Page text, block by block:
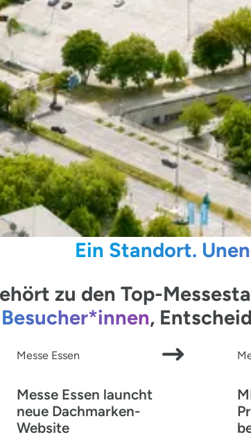
Ein Standort.
zu den Top-
,
Messe Essen
Messe Essen launcht
neue Dachmarken-
Website